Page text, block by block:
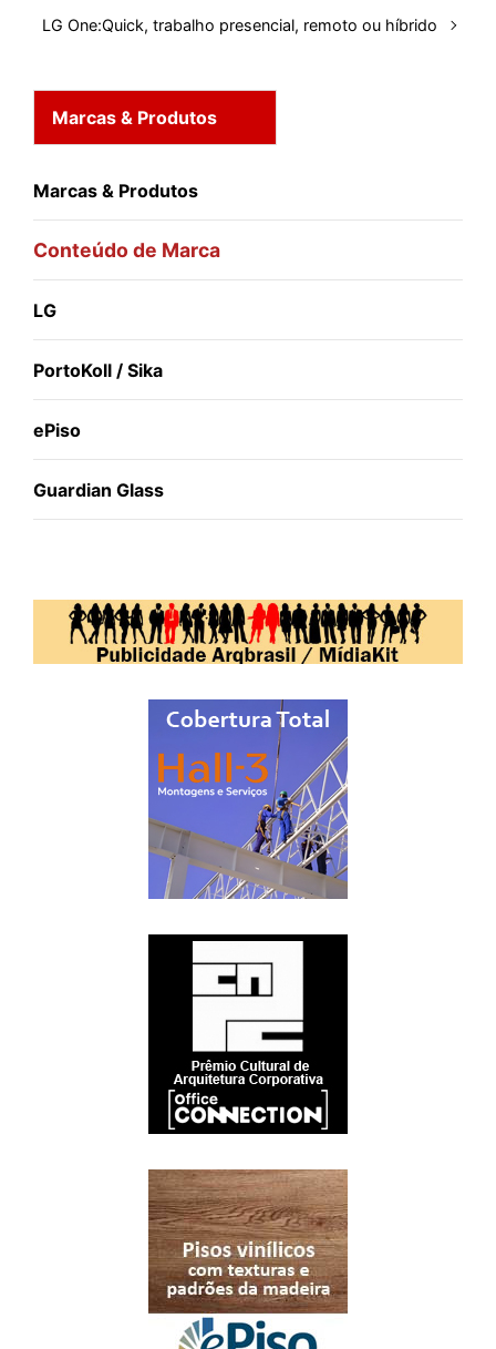
LG One:Quick, trabalho presencial, remoto ou híbrido
Marcas & Produtos
Marcas & Produtos
Conteúdo de Marca
LG
PortoKoll / Sika
ePiso
Guardian Glass